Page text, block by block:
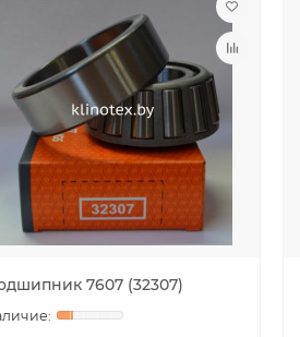
7607 (32307)